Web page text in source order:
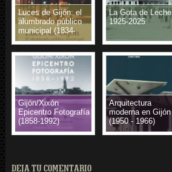
Luces de Gijón: el
alumbrado público
municipal (1834-
2010)
La Gota de Leche
1925-2025
Gijón/Xixón
Epicentro Fotografía
(1858-1992)
Arquitectura
moderna en Gijón
(1950 - 1966)
DEJA TU COMENTARIO